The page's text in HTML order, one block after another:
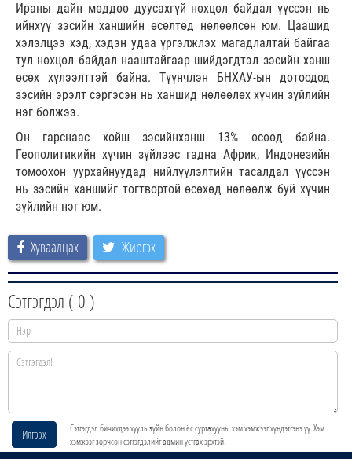
Ираны дайн мөддөө дуусахгүй нөхцөл байдал үүссэн нь
ийнхүү зэсийн ханшийн өсөлтөд нөлөөлсөн юм. Цаашид
хэлэлцээ хэд, хэдэн удаа үргэлжлэх магадлалтай байгаа
тул нөхцөл байдал нааштайгаар шийдэгдтэл зэсийн ханш
өсөх хүлээлттэй байна. Түүнчлэн БНХАУ-ын дотоодод
зэсийн эрэлт сэргэсэн нь ханшид нөлөөлөх хүчин зүйлийн
нэг болжээ.
Он гарснаас хойш зэсийнханш 13% өсөөд байна.
Геополитикийн хүчин зүйлээс гадна Африк, Индонезийн
томоохон уурхайнуудад нийлүүлэлтийн тасалдал үүссэн
нь зэсийн ханшийг тогтвортой өсөхөд нөлөөлж буй хүчин
зүйлийн нэг юм.
Хуваалцах Жиргэх
Сэтгэгдэл ( 0 )
Илгээх
Сэтгэгдэл бичихдээ хууль зүйн болон ёс суртахууны хэм хэмжээг хүндэтгэнэ үү. Хэм
хэмжээг зөрчсөн сэтгэгдэлийг админ устгах эрхтэй.